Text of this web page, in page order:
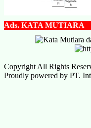
Ads. KATA MUTIARA
Copyright All Rights
Proudly powered by PT.